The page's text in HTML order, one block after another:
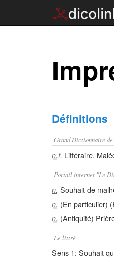
Définitions
Grand Dictionnaire
n.f. Littéraire.
Portail internet "Le
n. Souhait de
n. (En particulier)
n. (Antiquité)
Le littré
Sens 1: Souhait